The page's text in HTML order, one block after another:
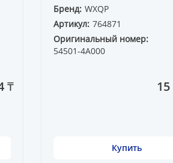
₸
Бренд: WXQP
Артикул: 764871
Оригинальный номер:
54501-4A000
Купить